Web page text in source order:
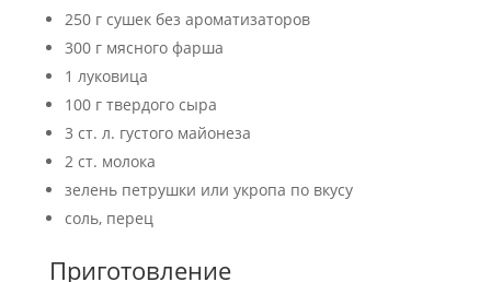
250 г сушек без ароматизаторов
300 г мясного фарша
1 луковица
100 г твердого сыра
3 ст. л. густого майонеза
2 ст. молока
зелень петрушки или укропа по вкусу
соль, перец
Приготовление